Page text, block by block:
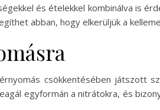
és ételekkel kombinálva is
abban, hogy elkerüljük a
csökkentésében játszott
egyformán a nitrátokra, és